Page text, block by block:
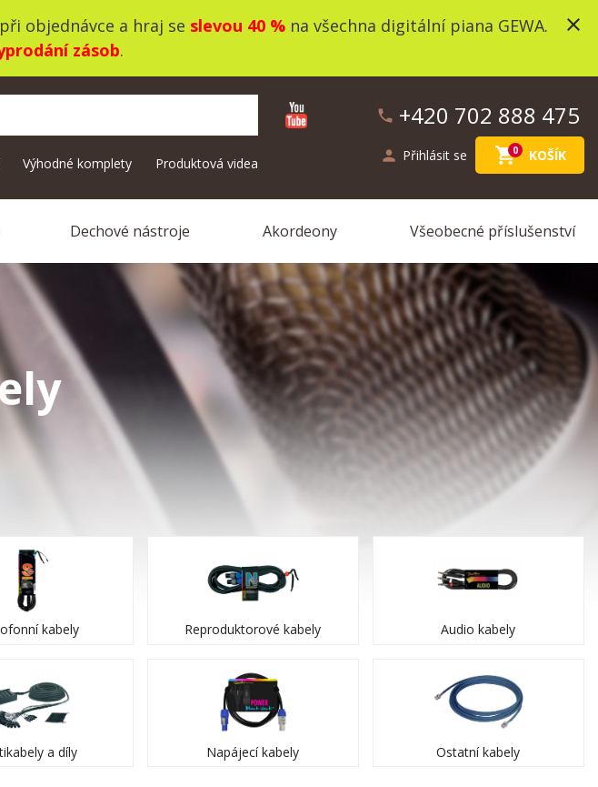
objednávce a hraj se slevou 40 %na všechna digitální piana GEWA.
zásob.
close
phone +420 702 888 475
person Přihlásit se shopping_cart0 KOŠÍK
Výhodné komplety Produktová videa
Dechové nástroje Akordeony Všeobecné příslušenství
kabely Reproduktorové kabely Audio kabely
a díly Napájecí kabely Ostatní kabely